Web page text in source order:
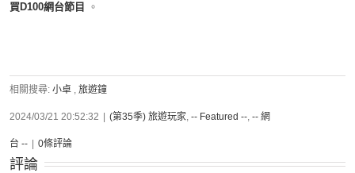
買D100網台節目
。
相關搜尋: 小卓 , 旅遊鐘
2024/03/21 20:52:32 (第35季) 旅遊玩家, -- Featured --, -- 網
台 -- 0條評論
評論